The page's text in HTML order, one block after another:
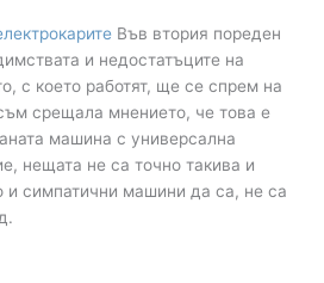
Във втория пореден
и недостатъците на
с което работят, ще се спрем на
срещала мнението, че това е
машина с универсална
нещата не са точно такива и
и симпатични машини да са, не са